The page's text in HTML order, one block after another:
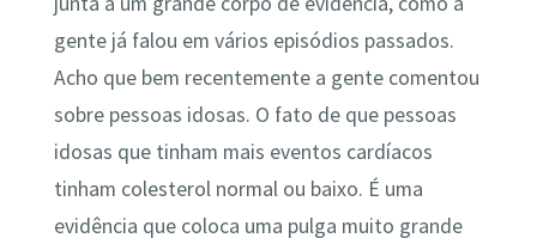
gente já falou em vários episódios passados.
Acho que bem recentemente a gente comentou
sobre pessoas idosas. O fato de que pessoas
idosas que tinham mais eventos cardíacos
tinham colesterol normal ou baixo. É uma
evidência que coloca uma pulga muito grande